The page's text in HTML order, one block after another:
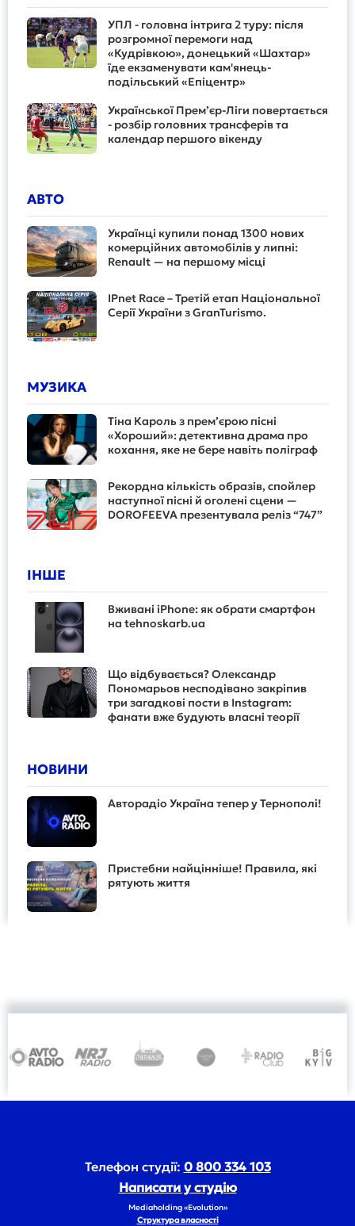
УПЛ - головна інтрига 2 туру: після
розгромної перемоги над
«Кудрівкою», донецький «Шахтар»
їде екзаменувати кам'янець-
подільський «Епіцентр»
Української Прем’єр-Ліги повертається
- розбір головних трансферів та
календар першого вікенду
АВТО
Українці купили понад 1300 нових
комерційних автомобілів у липні:
Renault — на першому місці
IPnet Race – Третій етап Національної
Серії України з GranTurismo.
МУЗИКА
Тіна Кароль з прем’єрою пісні
«Хороший»: детективна драма про
кохання, яке не бере навіть поліграф
Рекордна кількість образів, спойлер
наступної пісні й оголені сцени —
DOROFEEVA презентувала реліз “747”
ІНШЕ
Вживані iPhone: як обрати смартфон
на tehnoskarb.ua
Що відбувається? Олександр
Пономарьов несподівано закріпив
три загадкові пости в Instagram:
фанати вже будують власні теорії
НОВИНИ
Авторадіо Україна тепер у Тернополі!
Пристебни найцінніше! Правила, які
рятують життя
Телефон студії: 0 800 334 103
Написати у студію
Mediaholding «Evolution»
Структура власності